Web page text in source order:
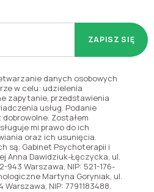
ZAPISZ SIĘ
danych osobowych
w celu: udzielenia
zapytanie, przedstawienia
usług. Podanie
Zostałem
mi prawo do ich
oraz ich usunięcia.
są: Gabinet Psychoterapii i
Anna Dawidziuk-Łęczycka, ul.
943 Warszawa, NIP: 521-176-
Martyna Goryniak, ul.
NIP: 7791183488.